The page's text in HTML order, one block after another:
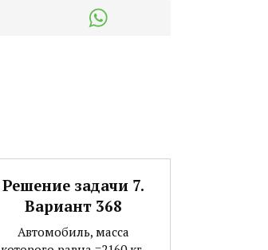
Решение задачи 7.
Вариант 368
Автомобиль, масса